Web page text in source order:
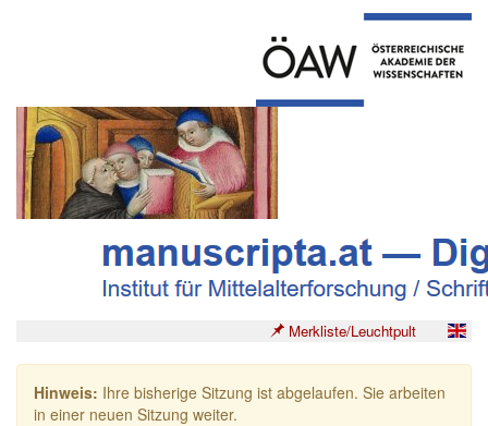
Merkliste/Leuchtpult
Hinweis: Ihre bisherige Sitzung ist abgelaufen. Sie arbeiten
in einer neuen Sitzung weiter.